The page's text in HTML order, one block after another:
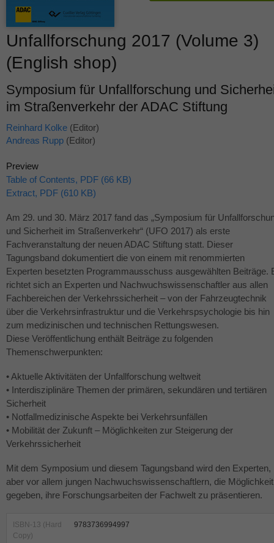
Unfallforschung 2017 (Volume 3)
(English shop)
Symposium für Unfallforschung und
im Straßenverkehr der ADAC Stiftung
Reinhard Kolke (Editor)
Andreas Rupp (Editor)
Preview
Table of Contents, PDF (66 KB)
Extract, PDF (610 KB)
Am 29. und 30. März 2017 fand das „Symposium für
und Sicherheit im Straßenverkehr“ (UFO 2017) als erste
Fachveranstaltung der neuenADAC Stiftung statt. Dieser
Tagungsband dokumentiert die von einem mit renommierten
Experten besetzten Programmausschuss ausgewählten Beiträge.
richtet sich an Experten und Nachwuchswissenschaftler aus allen
Fachbereichen der Verkehrssicherheit – von der Fahrzeugtechnik
über die Verkehrsinfrastruktur und die Verkehrspsychologie bis hin
zum medizinischen und technischen Rettungswesen.
Diese Veröffentlichung enthält Beiträge zu folgenden
Themenschwerpunkten:
• Aktuelle Aktivitäten der Unfallforschung weltweit
• Interdisziplinäre Themen der primären, sekundären und tertiären
Sicherheit
• Notfallmedizinische Aspekte bei Verkehrsunfällen
• Mobilität der Zukunft – Möglichkeiten zur Steigerung der
Verkehrssicherheit
Mit dem Symposium und diesem Tagungsband wird den Experten,
aber vor allem jungen Nachwuchswissenschaftlern, die Möglichkeit
gegeben, ihre Forschungsarbeiten der Fachwelt zu präsentieren.
ISBN-13 (Hard
Copy)
9783736994997